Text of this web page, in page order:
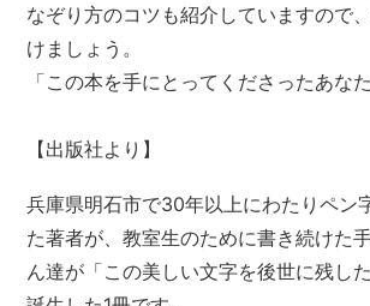
なぞり方のコツも紹介していますので
けましょう。
「この本を手にとってくださったあな
【出版社より】
兵庫県明石市で30年以上にわたりペン
た著者が、教室生のために書き続けた
ん達が「この美しい文字を後世に残し